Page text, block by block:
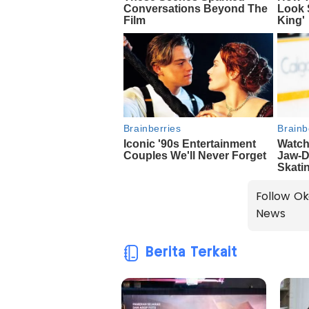
Follow
News
Berita Terkait